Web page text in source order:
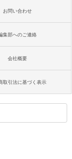
お問い合わせ
集部へのご連絡
会社概要
取引法に基づく表示